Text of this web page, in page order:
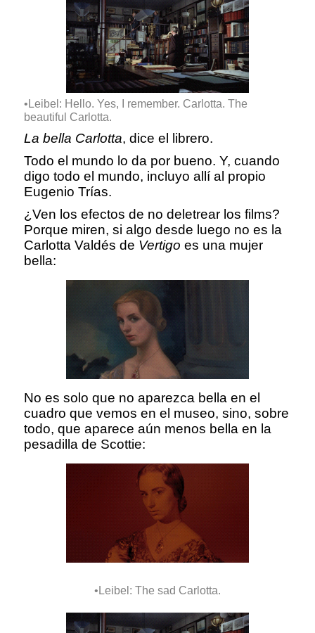
•Leibel: Hello. Yes, I remember. Carlotta. The
beautiful Carlotta.
La bella Carlotta, dice el librero.
Todo el mundo lo da por bueno. Y, cuando
digo todo el mundo, incluyo allí al propio
Eugenio Trías.
¿Ven los efectos de no deletrear los films?
Porque miren, si algo desde luego no es la
Carlotta Valdés de Vertigo es una mujer
bella:
No es solo que no aparezca bella en el
cuadro que vemos en el museo, sino, sobre
todo, que aparece aún menos bella en la
pesadilla de Scottie:
•Leibel: The sad Carlotta.